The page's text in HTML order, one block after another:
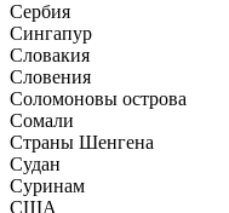
Сербия
Сингапур
Словакия
Словения
Соломоновы острова
Сомали
Страны Шенгена
Судан
Суринам
США